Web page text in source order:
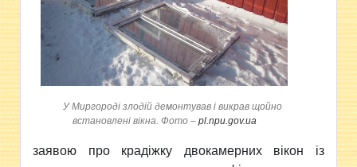
У Миргороді злодій демонтував і викрав щойно
встановлені вікна. Фото – pl.npu.gov.ua
заявою про крадіжку двокамерних вікон із